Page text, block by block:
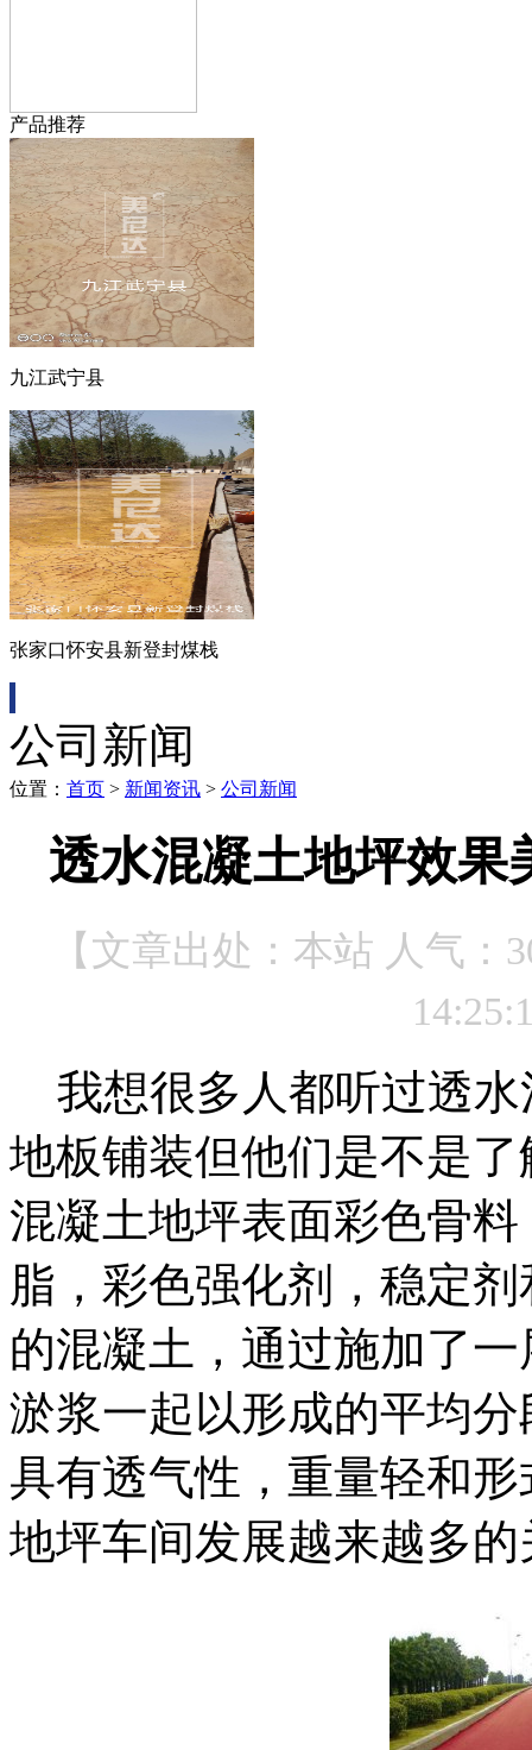
产品推荐
九江武宁县
张家口怀安县新登封煤栈
公司新闻
位置： 首页 > 新闻资讯 > 公司新闻
透水混凝土地坪效果
【文章出处：本站 人气：
我想很多人都听过透水
地板铺装但他们是不是
混凝土地坪表面彩色骨
脂，彩色强化剂，稳定
的混凝土，通过施加了
淤浆一起以形成的平均
具有透气性，重量轻和
地坪车间发展越来越多的